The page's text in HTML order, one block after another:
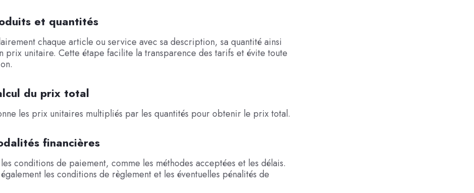
et quantités
chaque article ou service avec sa description, sa quantité ainsi
prix unitaire. Cette étape facilite la transparence des tarifs et évite toute
du prix total
les prix unitaires multipliés par les quantités pour obtenir le prix total.
financières
conditions de paiement, comme les méthodes acceptées et les délais.
les conditions de règlement et les éventuelles pénalités de